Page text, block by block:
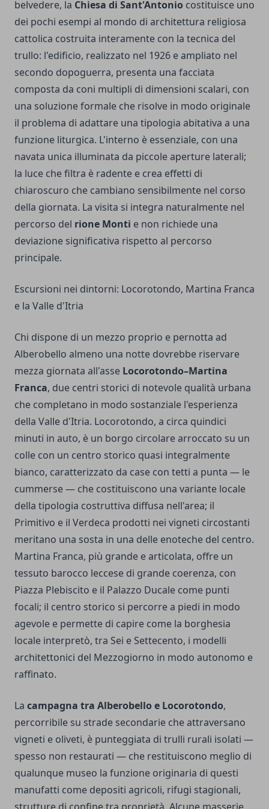
belvedere, la Chiesa di Sant'Antonio costituisce uno
dei pochi esempi al mondo di architettura religiosa
cattolica costruita interamente con la tecnica del
trullo: l'edificio, realizzato nel 1926 e ampliato nel
secondo dopoguerra, presenta una facciata
composta da coni multipli di dimensioni scalari, con
una soluzione formale che risolve in modo originale
il problema di adattare una tipologia abitativa a una
funzione liturgica. L'interno è essenziale, con una
navata unica illuminata da piccole aperture laterali;
la luce che filtra è radente e crea effetti di
chiaroscuro che cambiano sensibilmente nel corso
della giornata. La visita si integra naturalmente nel
percorso del rione Monti e non richiede una
deviazione significativa rispetto al percorso
principale.
Escursioni nei dintorni: Locorotondo, Martina Franca
e la Valle d'Itria
Chi dispone di un mezzo proprio e pernotta ad
Alberobello almeno una notte dovrebbe riservare
mezza giornata all'asse Locorotondo–Martina
Franca, due centri storici di notevole qualità urbana
che completano in modo sostanziale l'esperienza
della Valle d'Itria. Locorotondo, a circa quindici
minuti in auto, è un borgo circolare arroccato su un
colle con un centro storico quasi integralmente
bianco, caratterizzato da case con tetti a punta — le
cummerse — che costituiscono una variante locale
della tipologia costruttiva diffusa nell'area; il
Primitivo e il Verdeca prodotti nei vigneti circostanti
meritano una sosta in una delle enoteche del centro.
Martina Franca, più grande e articolata, offre un
tessuto barocco leccese di grande coerenza, con
Piazza Plebiscito e il Palazzo Ducale come punti
focali; il centro storico si percorre a piedi in modo
agevole e permette di capire come la borghesia
locale interpretò, tra Sei e Settecento, i modelli
architettonici del Mezzogiorno in modo autonomo e
raffinato.
La campagna tra Alberobello e Locorotondo,
percorribile su strade secondarie che attraversano
vigneti e oliveti, è punteggiata di trulli rurali isolati —
spesso non restaurati — che restituiscono meglio di
qualunque museo la funzione originaria di questi
manufatti come depositi agricoli, rifugi stagionali,